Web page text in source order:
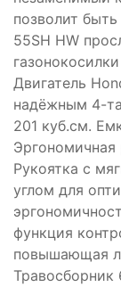
позволит
55SH HW
Двигатель
надёжным 4-
201 куб.см.
Эргономичная
Рукоятка с
углом для
функция
повышающая
Травосборник